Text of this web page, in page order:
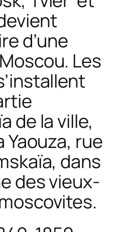
d’une
Les
de la ville,
Yaouza, rue
dans
des vieux-